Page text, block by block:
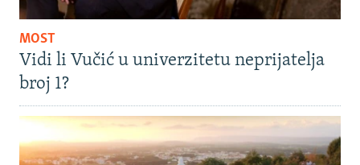
MOST
Vidi li Vučić u univerzitetu neprijatelja
broj 1?